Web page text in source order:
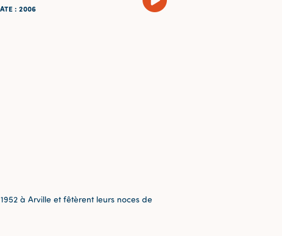
: 2006
à Arville et fêtèrent leurs noces de